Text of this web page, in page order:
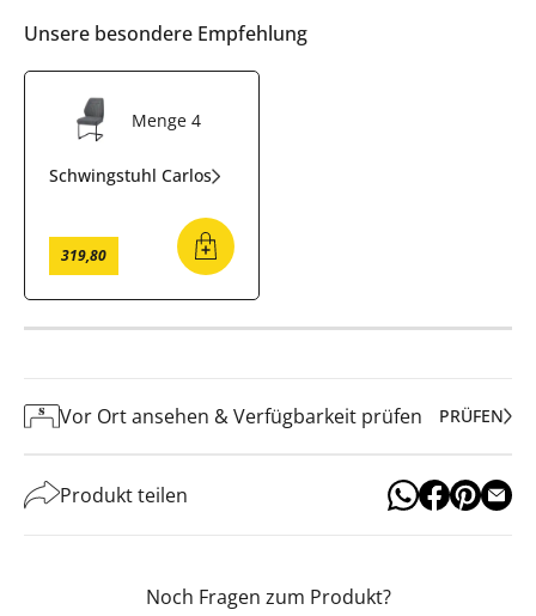
Unsere besondere Empfehlung
Menge 4
Schwingstuhl Carlos
319,80
Vor Ort ansehen & Verfügbarkeit prüfen PRÜFEN
Produkt teilen
Noch Fragen zum Produkt?